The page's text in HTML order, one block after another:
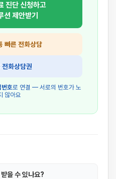
진단 신청하고
션 제안받기
빠른 전화상담
전화상담권
번호로 연결 — 서로의 번호가 노
않아요
을 수 있나요?